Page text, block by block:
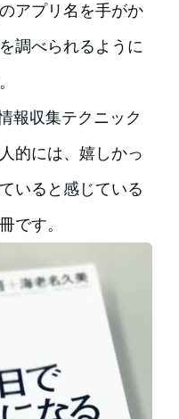
アプリ名を手がか
調べられるように
報収集テクニック
的には、嬉しかっ
いると感じている
です。